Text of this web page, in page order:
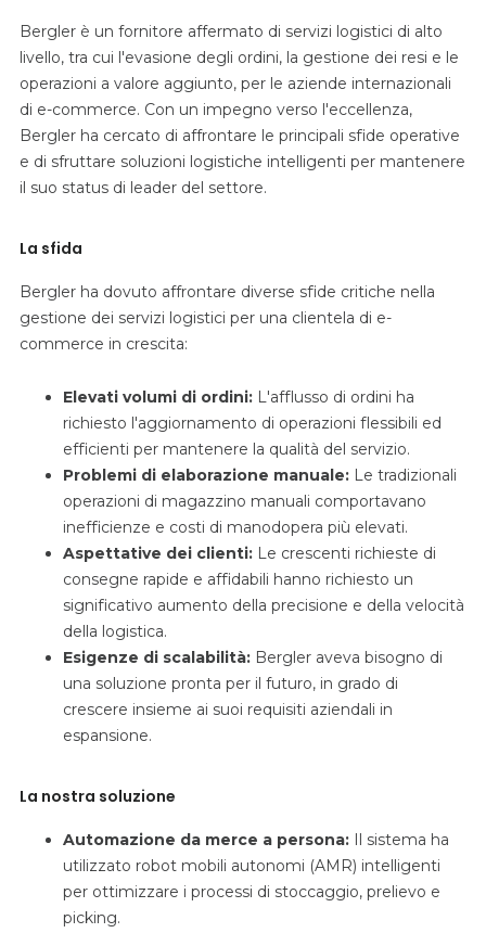
Bergler è un fornitore affermato di servizi logistici di alto
livello, tra cui l'evasione degli ordini, la gestione dei resi e le
operazioni a valore aggiunto, per le aziende internazionali
di e-commerce. Con un impegno verso l'eccellenza,
Bergler ha cercato di affrontare le principali sfide operative
e di sfruttare soluzioni logistiche intelligenti per mantenere
il suo status di leader del settore.
La sfida
Bergler ha dovuto affrontare diverse sfide critiche nella
gestione dei servizi logistici per una clientela di e-
commerce in crescita:
Elevati volumi di ordini: L'afflusso di ordini ha
richiesto l'aggiornamento di operazioni flessibili ed
efficienti per mantenere la qualità del servizio.
Problemi di elaborazione manuale: Le tradizionali
operazioni di magazzino manuali comportavano
inefficienze e costi di manodopera più elevati.
Aspettative dei clienti: Le crescenti richieste di
consegne rapide e affidabili hanno richiesto un
significativo aumento della precisione e della velocità
della logistica.
Esigenze di scalabilità: Bergler aveva bisogno di
una soluzione pronta per il futuro, in grado di
crescere insieme ai suoi requisiti aziendali in
espansione.
La nostra soluzione
Automazione da merce a persona: Il sistema ha
utilizzato robot mobili autonomi (AMR) intelligenti
per ottimizzare i processi di stoccaggio, prelievo e
picking.